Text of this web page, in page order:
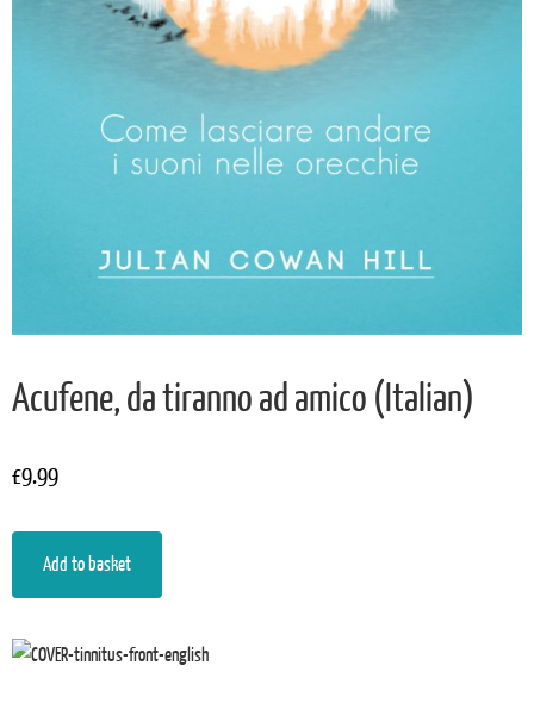
Acufene, da tiranno ad amico (Italian)
£9.99
Add to basket